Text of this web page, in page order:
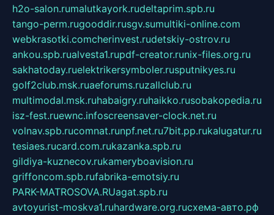
h2o-salon.rumalutkayork.rudeltaprim.spb.ru
tango-perm.rugooddir.rusgv.sumultiki-online.com
webkrasotki.comcherinvest.rudetskiy-ostrov.ru
ankou.spb.rualvesta1.rupdf-creator.runix-files.org.ru
sakhatoday.ruelektrikersymboler.rusputnikyes.ru
golf2club.msk.ruaeforums.ruzallclub.ru
multimodal.msk.ruhabaigry.ruhaikko.rusobakopedia.ru
isz-fest.ruewnc.infoscreensaver-clock.net.ru
volnav.spb.rucomnat.runpf.net.ru7bit.pp.rukalugatur.ru
tesiaes.rucard.com.rukazanka.spb.ru
gildiya-kuznecov.rukameryboavision.ru
griffoncom.spb.rufabrika-emotsiy.ru
PARK-MATROSOVA.RUagat.spb.ru
avtoyurist-moskva1.ruhardware.org.ruсхема-авто.рф